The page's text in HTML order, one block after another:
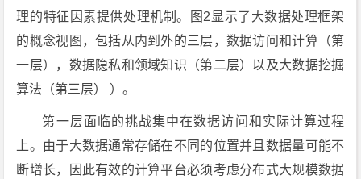
理的特征因素提供处理机制。图2显示了大数据处理框架
的概念视图，包括从内到外的三层，数据访问和计算（第
一层），数据隐私和领域知识（第二层）以及大数据挖掘
算法（第三层） ）。
第一层面临的挑战集中在数据访问和实际计算过程
上。由于大数据通常存储在不同的位置并且数据量可能不
断增长，因此有效的计算平台必须考虑分布式大规模数据